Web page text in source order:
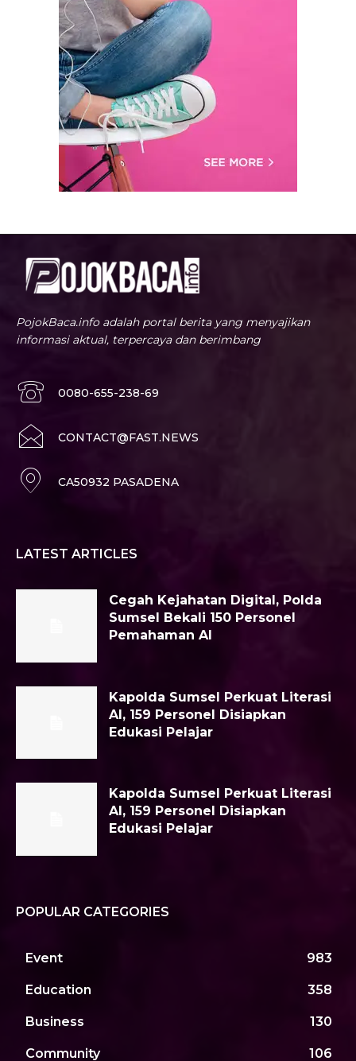
PojokBaca.info adalah portal berita yang menyajikan
informasi aktual, terpercaya dan berimbang
0080-655-238-69
CONTACT@FAST.NEWS
CA50932 PASADENA
LATEST ARTICLES
Cegah Kejahatan Digital, Polda
Sumsel Bekali 150 Personel
Pemahaman AI
Kapolda Sumsel Perkuat Literasi
AI, 159 Personel Disiapkan
Edukasi Pelajar
Kapolda Sumsel Perkuat Literasi
AI, 159 Personel Disiapkan
Edukasi Pelajar
POPULAR CATEGORIES
Event 983
Education 358
Business 130
Community 106